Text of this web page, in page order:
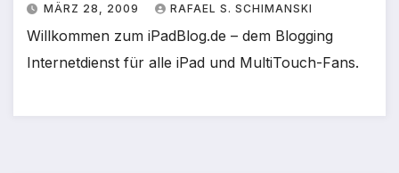
MÄRZ 28, 2009 RAFAEL S. SCHIMANSKI
Willkommen zum iPadBlog.de – dem Blogging
Internetdienst für alle iPad und MultiTouch-Fans.